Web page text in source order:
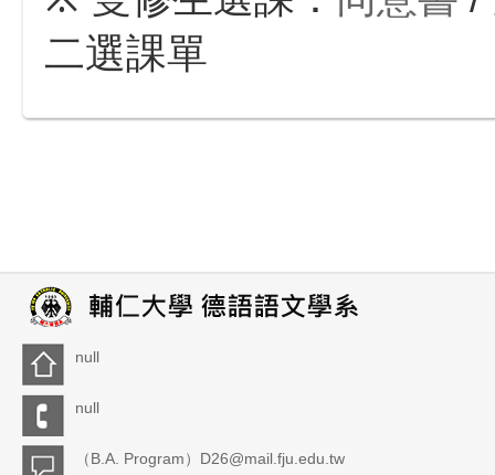
二選課單
null
null
（B.A. Program）D26@mail.fju.edu.tw